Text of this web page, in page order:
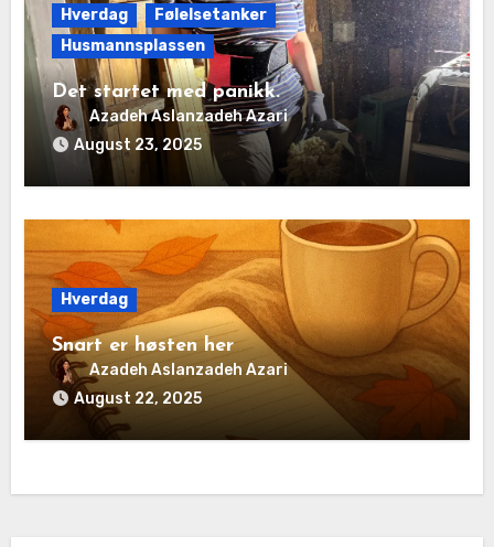
Hverdag
Følelsetanker
Husmannsplassen
Det startet med panikk.
Azadeh Aslanzadeh Azari
August 23, 2025
Hverdag
Snart er høsten her
Azadeh Aslanzadeh Azari
August 22, 2025